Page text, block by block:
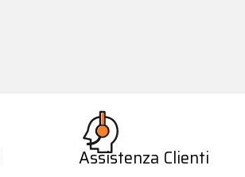
Assistenza Clienti